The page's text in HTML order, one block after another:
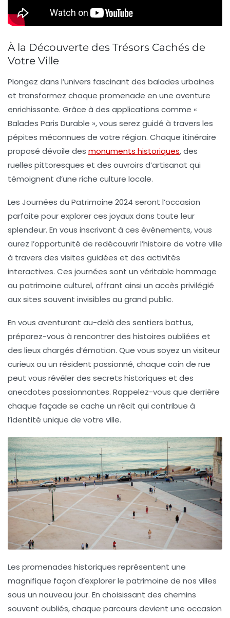
À la Découverte des Trésors Cachés de
Votre Ville
Plongez dans l’univers fascinant des balades urbaines
et transformez chaque promenade en une aventure
enrichissante. Grâce à des applications comme «
Balades Paris Durable », vous serez guidé à travers les
pépites méconnues de votre région. Chaque itinéraire
proposé dévoile des monuments historiques, des
ruelles pittoresques et des ouvroirs d’artisanat qui
témoignent d’une riche culture locale.
Les Journées du Patrimoine 2024 seront l’occasion
parfaite pour explorer ces joyaux dans toute leur
splendeur. En vous inscrivant à ces événements, vous
aurez l’opportunité de redécouvrir l’histoire de votre ville
à travers des visites guidées et des activités
interactives. Ces journées sont un véritable hommage
au patrimoine culturel, offrant ainsi un accès privilégié
aux sites souvent invisibles au grand public.
En vous aventurant au-delà des sentiers battus,
préparez-vous à rencontrer des histoires oubliées et
des lieux chargés d’émotion. Que vous soyez un visiteur
curieuxou un résident passionné, chaque coin de rue
peut vous révéler des secrets historiques et des
anecdotes passionnantes. Rappelez-vous que derrière
chaque façade se cache un récit qui contribue à
l’identité unique de votre ville.
Les promenades historiques représentent une
magnifique façon d’explorer le patrimoine de nos villes
sous un nouveau jour. En choisissant des chemins
souvent oubliés, chaque parcours devient une occasion